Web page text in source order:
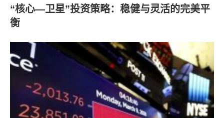
“核心—卫星”投资策略：稳健与灵活的完美平
衡